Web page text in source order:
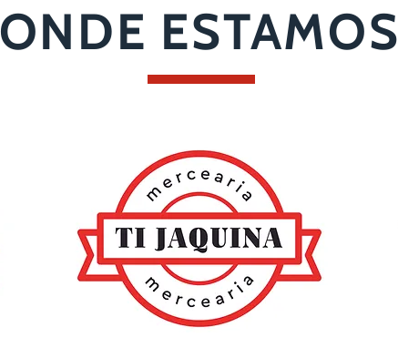
ONDE ESTAMOS